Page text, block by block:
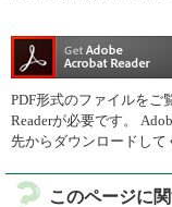
PDF形式のファイルをご
Readerが必要です。
先からダウンロードして
このページに